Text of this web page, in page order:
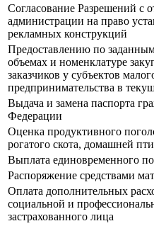
Согласование Разрешений с
администрации на право
рекламных конструкций
Предоставлению по
объемах и номенклатуре
заказчиков у субъектов
предпринимательства в
Выдача и замена паспорта
Федерации
Оценка продуктивного
рогатого скота, домашней
Выплата единовременного
Распоряжение средствами
Оплата дополнительных
социальной и
застрахованного лица